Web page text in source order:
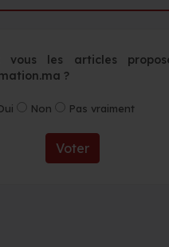
vous les articles
?
Non Pas vraiment
Voter